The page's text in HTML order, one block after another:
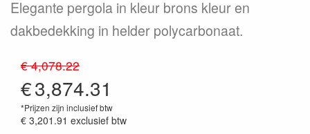
Elegante pergola in kleur brons kleur en
dakbedekking in helder polycarbonaat.
€ 4,078.22
€3,874.31
*Prijzen zijn inclusief btw
€ 3,201.91 exclusief btw